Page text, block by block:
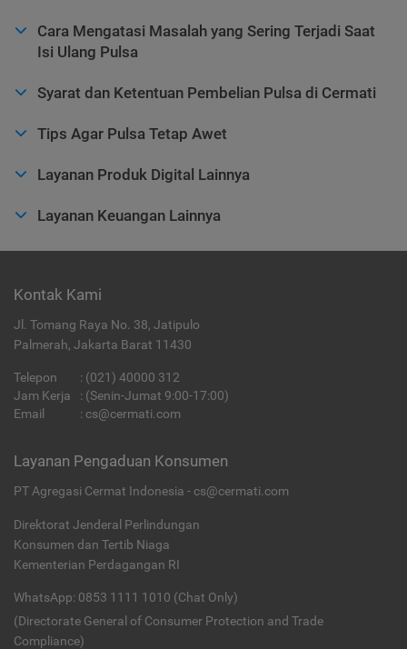
Cara Mengatasi Masalah yang Sering Terjadi Saat
Isi Ulang Pulsa
Syarat dan Ketentuan Pembelian Pulsa di Cermati
Tips Agar Pulsa Tetap Awet
Layanan Produk Digital Lainnya
Layanan Keuangan Lainnya
Kontak Kami
Jl. Tomang Raya No. 38, Jatipulo
Palmerah, Jakarta Barat 11430
Telepon : (021) 40000 312
Jam Kerja
: (Senin-Jumat 9:00-17:00)
Email
: cs@cermati.com
Layanan Pengaduan Konsumen
PT Agregasi Cermat Indonesia - cs@cermati.com
Direktorat Jenderal Perlindungan
Konsumen dan Tertib Niaga
Kementerian Perdagangan RI
WhatsApp: 0853 1111 1010 (Chat Only)
(Directorate General of Consumer Protection and Trade
Compliance)